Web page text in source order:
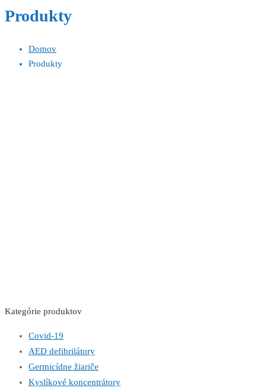
Produkty
Domov
Produkty
Kategórie produktov
Covid-19
AED defibrilátory
Germicídne žiariče
Kyslíkové koncentrátory